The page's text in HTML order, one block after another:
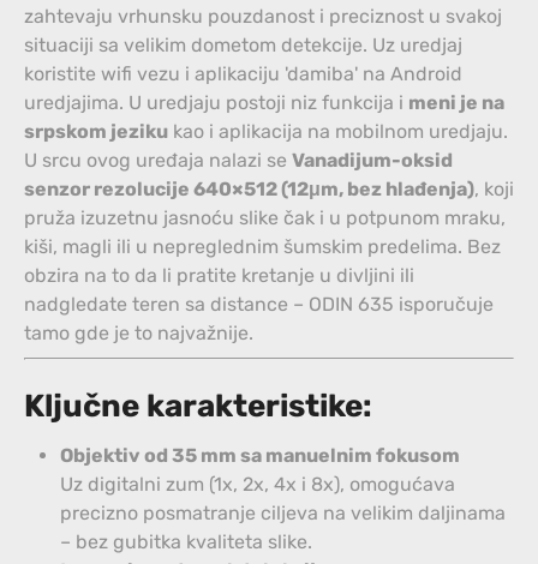
zahtevaju vrhunsku pouzdanost i preciznost u svakoj
situaciji sa velikim dometom detekcije. Uz uredjaj
koristite wifi vezu i aplikaciju 'damiba' na Android
uredjajima. U uredjaju postoji niz funkcija i meni je na
srpskom jeziku kao i aplikacija na mobilnom uredjaju.
U srcu ovog uređaja nalazi se Vanadijum-oksid
senzor rezolucije 640×512 (12μm, bez hlađenja), koji
pruža izuzetnu jasnoću slike čak i u potpunom mraku,
kiši, magli ili u nepreglednim šumskim predelima. Bez
obzira na to da li pratite kretanje u divljini ili
nadgledate teren sa distance – ODIN 635 isporučuje
tamo gde je to najvažnije.
Ključne karakteristike:
Objektiv od 35 mm sa manuelnim fokusom
Uz digitalni zum (1x, 2x, 4x i 8x), omogućava
precizno posmatranje ciljeva na velikim daljinama
– bez gubitka kvaliteta slike.